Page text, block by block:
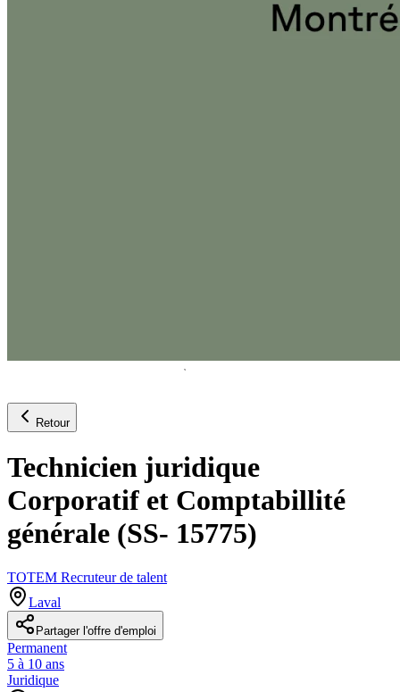
Retour
Technicien juridique
Corporatif et Comptabillité
générale (SS- 15775)
TOTEM Recruteur de talent
Laval
Partager l'offre d'emploi
Permanent
5 à 10 ans
Juridique